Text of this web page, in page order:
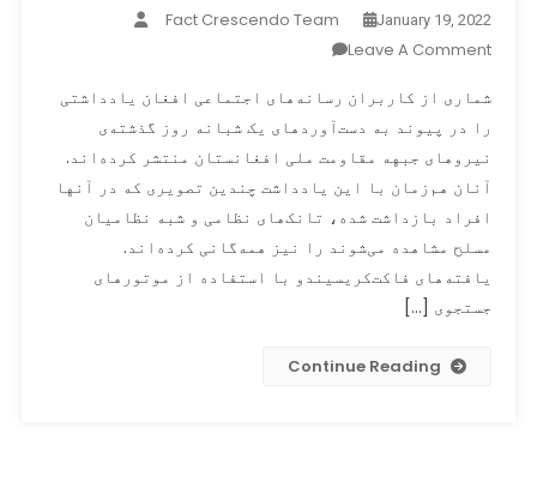
January 19, 2022
Fact Crescendo Team
Leave A Comment
که
به
عنوان
تصویرهای
دست‌آوردهای
یک
جبهه
شماری از کاربران رسانه‌های اجتماعی افغان یادداشتی
را در پیوند به دست‌آوردهای یک شبانه روز گذشته‌ی
نیروهای جبهه مقاومت ملی افغانستان منتشر کرده‌اند.
آنان هم‌زمان با این یادداشت چندین تصویری که در آنها
افراد بازداشت شده، تانک‌های نظامی و شبه نظامیان
مسلح مشاهده می‌شوند را نیز همه‌گانی کرده‌اند.
یافته‌های فاکت‌کریسیندو با استفاده از موتورهای
جستجوی […]
Continue Reading